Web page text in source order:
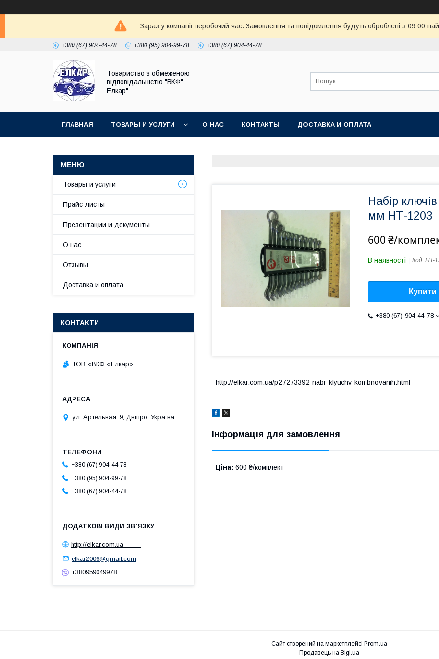
Зараз у компанії неробочий час. Замовлення та повідомлення будуть оброблені з 09:00
+380 (67) 904-44-78 +380 (95) 904-99-78 +380 (67) 904-44-78
Товариство з обмеженою
відповідальністю "ВКФ"
Елкар"
ГЛАВНАЯ ТОВАРЫ И УСЛУГИ О НАС КОНТАКТЫ ДОСТАВКА И ОПЛАТА
Набір
мм НТ-1203
600 ₴/
В наявності Код: HT-
Купити
+380 (67) 904-44-78
http://elkar.com.ua/p27273392-nabr-klyuchv-kombnovanih.html
Інформація для замовлення
Ціна: 600 ₴/комплект
Товары и услуги
Прайс-листы
Презентации и документы
О нас
Отзывы
Доставка и оплата
КОНТАКТИ
ТОВ «ВКФ «Елкар»
ул. Артельная, 9, Дніпро, Україна
+380 (67) 904-44-78
+380 (95) 904-99-78
+380 (67) 904-44-78
http://elkar.com.ua
elkar2006@gmail.com
+380959049978
Сайт створений на маркетплейсі Prom.ua
Продавець на Bigl.ua